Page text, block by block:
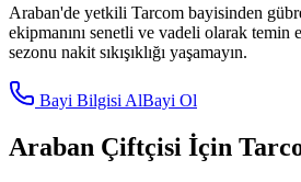
Araban'de yetkili Tarcom bayisinden
ekipmanını senetli ve vadeli olarak temin
sezonu nakit sıkışıklığı yaşamayın.
Bayi Bilgisi AlBayi Ol
Araban Çiftçisi İçin